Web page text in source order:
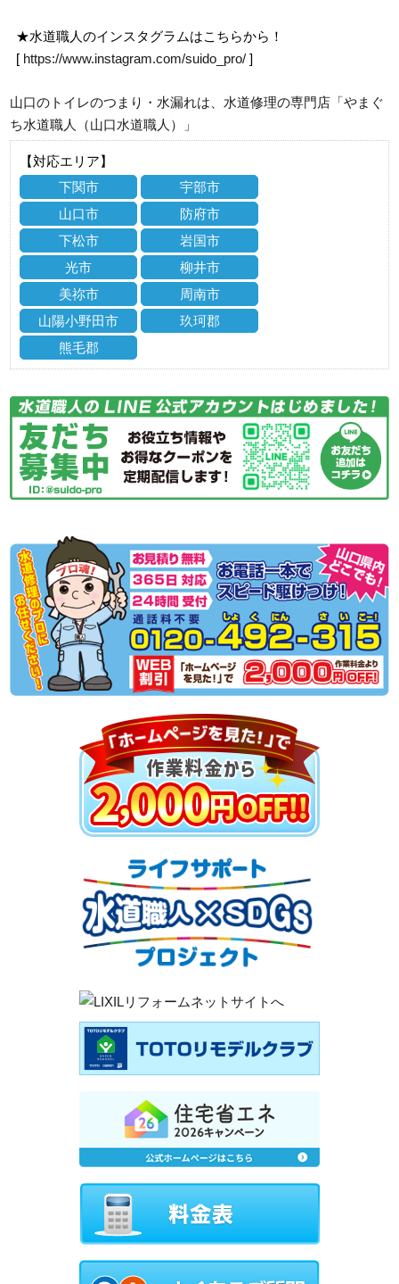
★水道職人のインスタグラムはこちらから！
[ https://www.instagram.com/suido_pro/ ]
山口のトイレのつまり・水漏れは、水道修理の専門店「やまぐ
ち水道職人（山口水道職人）」
【対応エリア】
下関市
宇部市
山口市
防府市
下松市
岩国市
光市
柳井市
美祢市
周南市
山陽小野田市
玖珂郡
熊毛郡